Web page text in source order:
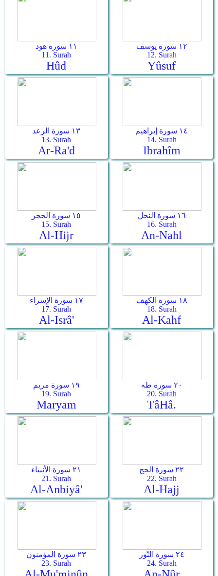
١١ سورة هود
11. Surah
Hûd
١٢ سورة يوسف
12. Surah
Yûsuf
١٣ سورة الرعد
13. Surah
Ar-Ra'd
١٤ سورة إبراهيم
14. Surah
Ibrahîm
١٥ سورة الحجر
15. Surah
Al-Hijr
١٦ سورة النحل
16. Surah
An-Nahl
١٧ سورة الإسراء
17. Surah
Al-Isrâ'
١٨ سورة الكهف
18. Surah
Al-Kahf
١٩ سورة مريم
19. Surah
Maryam
٢٠ سورة طه
20. Surah
Tâ­Hâ.
٢١ سورة الأنبياء
21. Surah
Al-Anbiyâ'
٢٢ سورة الحج
22. Surah
Al-Hajj
٢٣ سورة المؤمنون
23. Surah
٢٤ سورة النّور
24. Surah